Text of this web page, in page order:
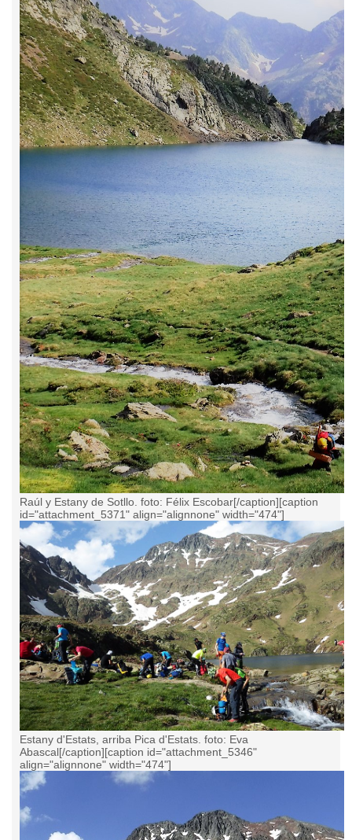
Raúl y Estany de Sotllo. foto: Félix Escobar[/caption][caption
id="attachment_5371" align="alignnone" width="474"]
Estany d'Estats, arriba Pica d'Estats. foto: Eva
Abascal[/caption][caption id="attachment_5346"
align="alignnone" width="474"]